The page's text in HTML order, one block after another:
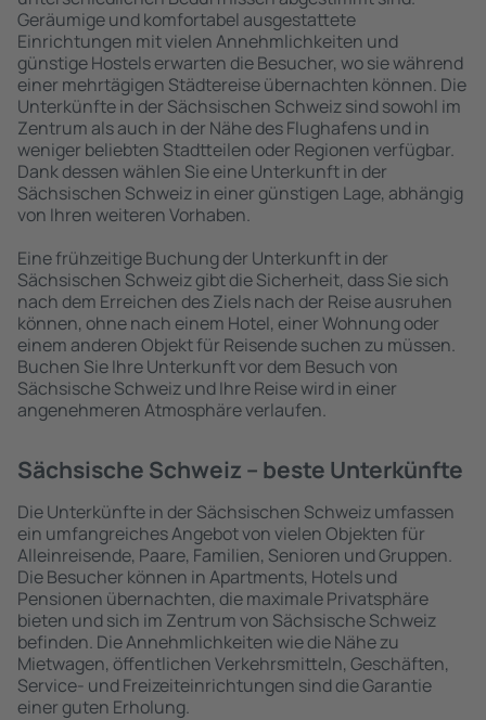
Geräumige und komfortabel ausgestattete
Einrichtungen mit vielen Annehmlichkeiten und
günstige Hostels erwarten die Besucher, wo sie während
einer mehrtägigen Städtereise übernachten können. Die
Unterkünfte in der Sächsischen Schweiz sind sowohl im
Zentrum als auch in der Nähe des Flughafens und in
weniger beliebten Stadtteilen oder Regionen verfügbar.
Dank dessen wählen Sie eine Unterkunft in der
Sächsischen Schweiz in einer günstigen Lage, abhängig
von Ihren weiteren Vorhaben.
Eine frühzeitige Buchung der Unterkunft in der
Sächsischen Schweiz gibt die Sicherheit, dass Sie sich
nach dem Erreichen des Ziels nach der Reise ausruhen
können, ohne nach einem Hotel, einer Wohnung oder
einem anderen Objekt für Reisende suchen zu müssen.
Buchen Sie Ihre Unterkunft vor dem Besuch von
Sächsische Schweiz und Ihre Reise wird in einer
angenehmeren Atmosphäre verlaufen.
Sächsische Schweiz – beste Unterkünfte
Die Unterkünfte in der Sächsischen Schweiz umfassen
ein umfangreiches Angebot von vielen Objekten für
Alleinreisende, Paare, Familien, Senioren und Gruppen.
Die Besucher können in Apartments, Hotels und
Pensionen übernachten, die maximale Privatsphäre
bieten und sich im Zentrum von Sächsische Schweiz
befinden. Die Annehmlichkeiten wie die Nähe zu
Mietwagen, öffentlichen Verkehrsmitteln, Geschäften,
Service- und Freizeiteinrichtungen sind die Garantie
einer guten Erholung.